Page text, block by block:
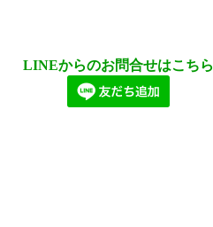
LINEからのお問合せはこちら